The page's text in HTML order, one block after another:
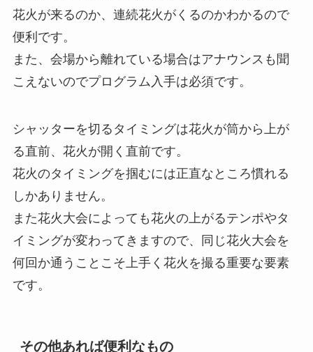
花火が来るのか、連続花火がくるのかわかるので
便利です。
また、会場から離れている場合はアナウンスも聞
こえないのでプログラム入手は必須です。
シャッターを切るタイミングは花火が筒から上が
る直前、花火が開く直前です。
花火のタイミングを掴むには正直なところ慣れる
しかありません。
また花火大会によっても花火の上がるテンポやタ
イミングが変わってきますので、同じ花火大会を
何回か通うことこそ上手く花火を撮る重要な要素
です。
その他あれば便利なもの